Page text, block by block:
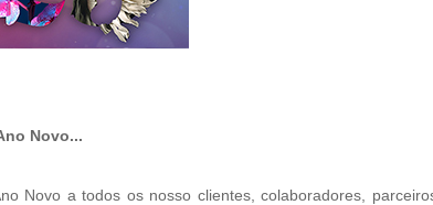
Novo...
Novo a todos os nosso clientes, colaboradores,